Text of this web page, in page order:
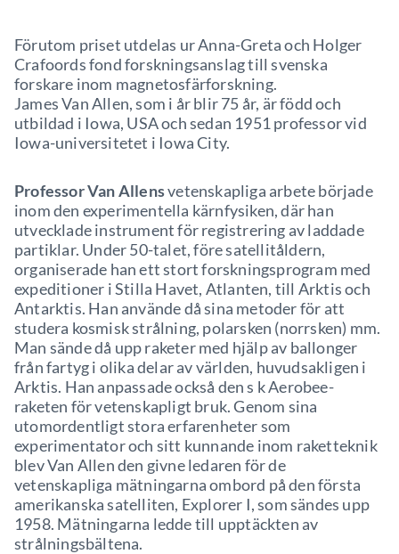
Förutom priset utdelas ur Anna-Greta och Holger
Crafoords fond forskningsanslag till svenska
forskare inom magnetosfärforskning.
James Van Allen, som i år blir 75 år, är född och
utbildad i Iowa, USA och sedan 1951 professor vid
Iowa-universitetet i Iowa City.
Professor Van Allensvetenskapliga arbete började
inom den experimentella kärnfysiken, där han
utvecklade instrument för registrering av laddade
partiklar. Under 50-talet, före satellitåldern,
organiserade han ett stort forskningsprogram med
expeditioner i Stilla Havet, Atlanten, till Arktis och
Antarktis. Han använde då sina metoder för att
studera kosmisk strålning, polarsken (norrsken) mm.
Man sände då upp raketer med hjälp av ballonger
från fartyg i olika delar av världen, huvudsakligen i
Arktis. Han anpassade också den s k Aerobee-
raketen för vetenskapligt bruk. Genom sina
utomordentligt stora erfarenheter som
experimentator och sitt kunnande inom raketteknik
blev Van Allen den givne ledaren för de
vetenskapliga mätningarna ombord på den första
amerikanska satelliten, Explorer I, som sändes upp
1958. Mätningarna ledde till upptäckten av
strålningsbältena.